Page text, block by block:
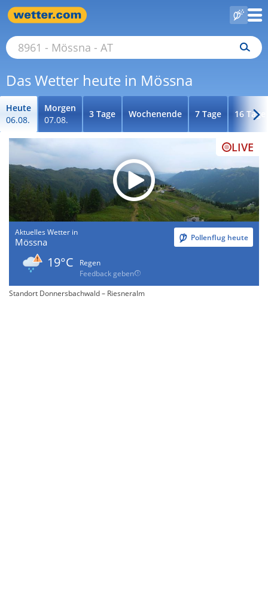
Das Wetter heute in Mössna
Heute
06.08.
Morgen
07.08.
3 Tage Wochenende 7 Tage 16 Tage
LIVE
Aktuelles Wetter in
Mössna Pollenflug heute
19°C
Regen
Feedback geben
Standort Donnersbachwald – Riesneralm